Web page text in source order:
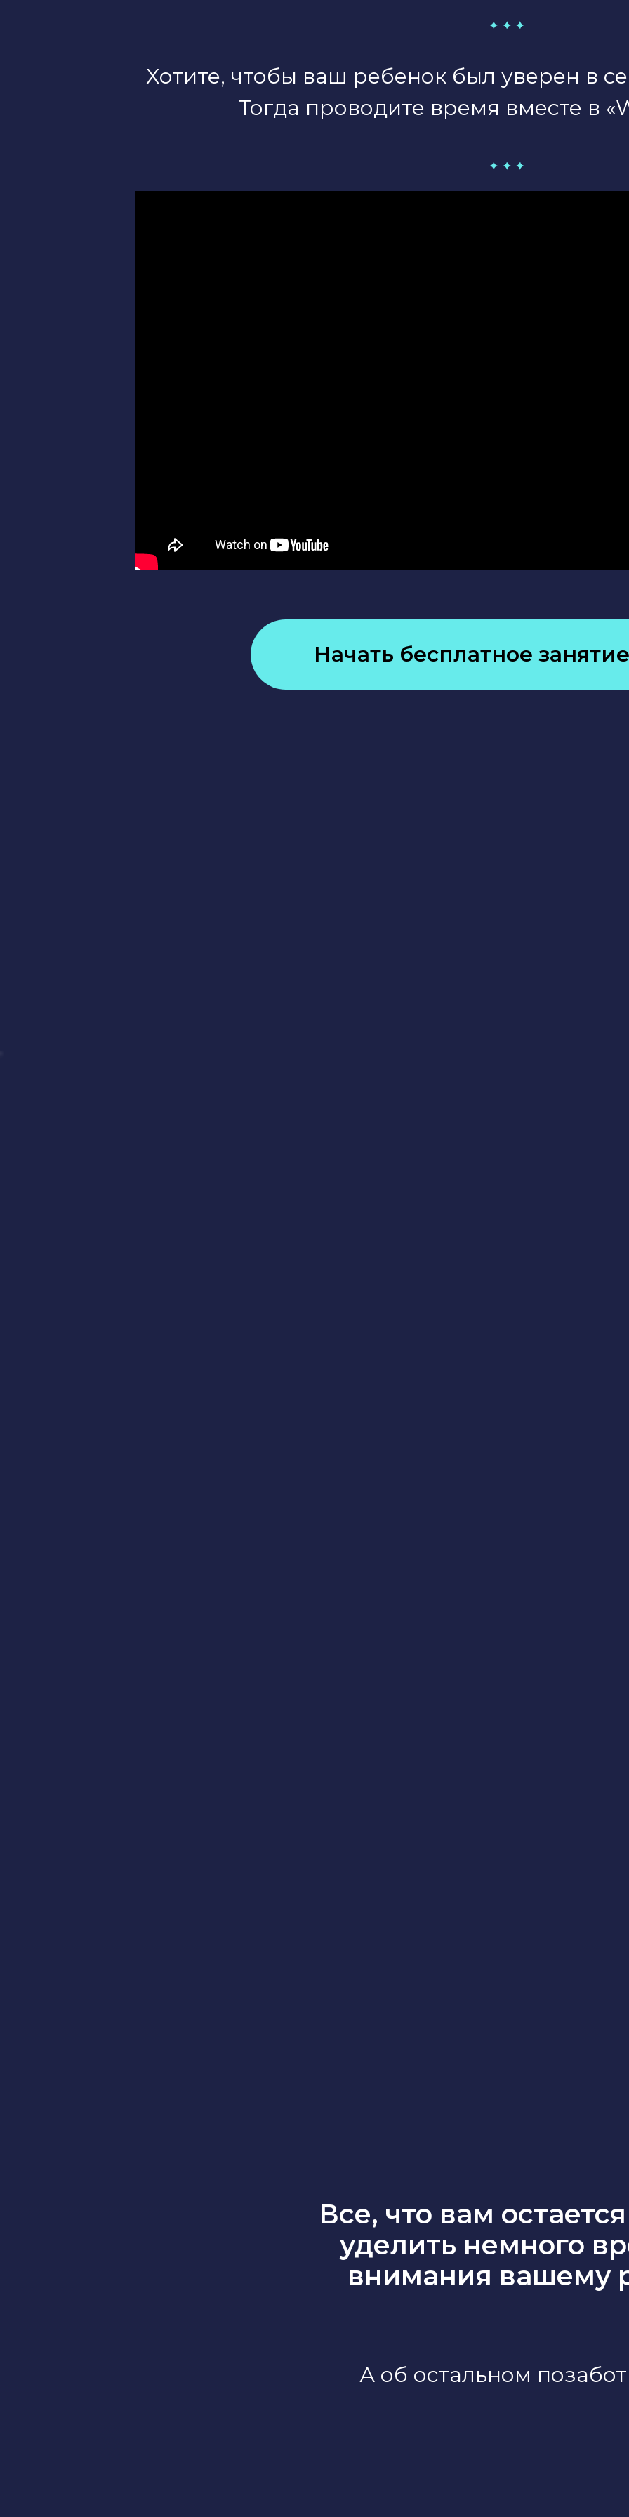
Хотите, чтобы ваш ребенок был уверен в
Тогда проводите время вместе в
Начать бесплатное занятие
Все, что вам
уделить немного
внимания вашему
А об остальном